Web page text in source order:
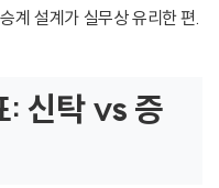
계 설계가 실무상 유리한 편.
: 신탁 vs 증